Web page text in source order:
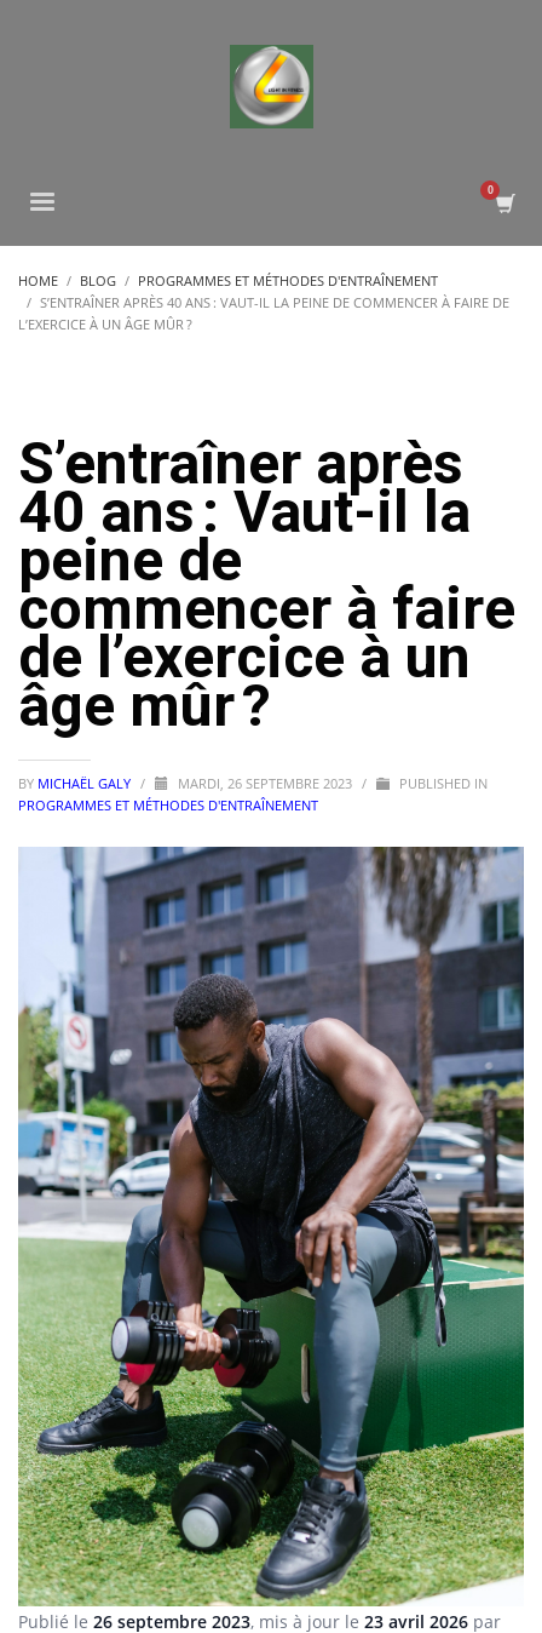
HOME BLOG
PROGRAMMES ET MÉTHODES D'ENTRAÎNEMENT
S’ENTRAÎNER APRÈS 40 ANS : VAUT-IL LA PEINE DE COMMENCER À FAIRE DE
L’EXERCICE À UN ÂGE MÛR ?
S’entraîner après
40 ans : Vaut-il la
peine de
commencer à faire
de l’exercice à un
âge mûr ?
BY MICHAËL GALY / MARDI, 26 SEPTEMBRE 2023 /
PUBLISHED IN
PROGRAMMES ET MÉTHODES D'ENTRAÎNEMENT
Publié le 26 septembre 2023, mis à jour le 23 avril 2026 par